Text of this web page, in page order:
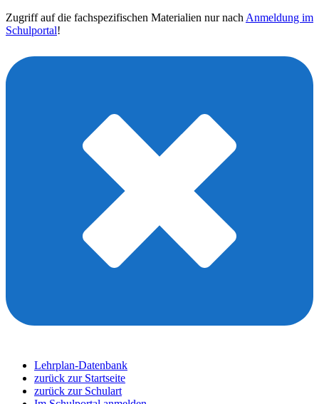
Zugriff auf die fachspezifischen Materialien nur nach Anmeldung im
Schulportal!
Lehrplan-Datenbank
zurück zur Startseite
zurück zur Schulart